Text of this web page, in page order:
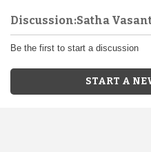
Discussion:Satha
Be the first to start a discussion
START A